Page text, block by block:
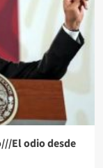
El odio desde